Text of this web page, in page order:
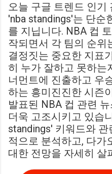
from home : 버밍엄 시티의 크
에서 팀 고유의 색깔을 유지하
다. ...
오늘 구글 트렌드 인기
'nba standings'는 단순
를 지닙니다. NBA 컵
작되면서 각 팀의 순위
결정짓는 중요한 지표
히 누가 잘하고 못하는
너먼트에 진출하고 우
하는 흥미진진한 시즌
발표된 NBA 컵 관련
더욱 고조시키고 있습
standings' 키워드와
적으로 분석하고, 다가
대한 전망을 자세히 살